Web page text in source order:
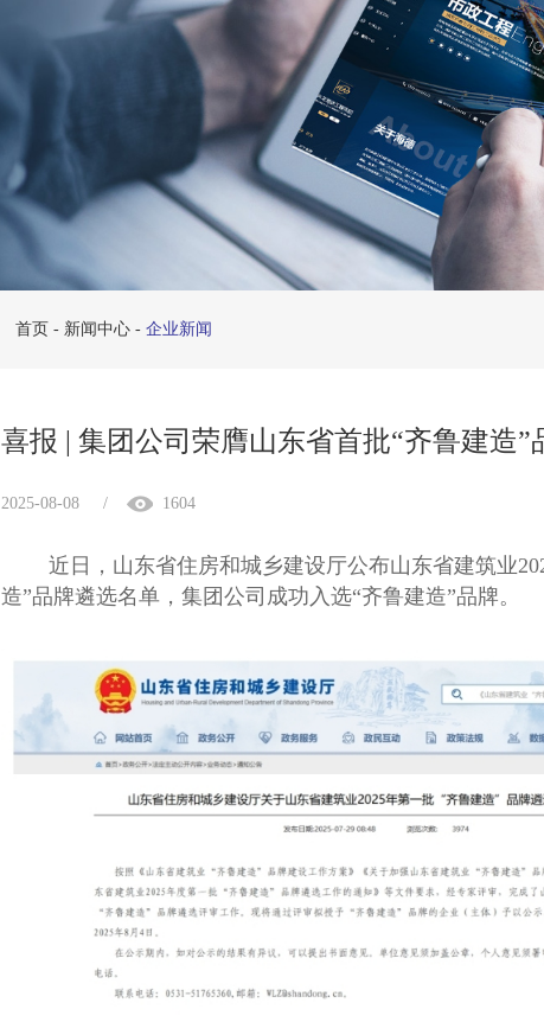
首页 - 新闻中心 - 企业新闻
喜报 | 集团公司荣膺山东省首批“齐鲁建造”
2025-08-08 / 1604
近日，山东省住房和城乡建设厅公布山东省建筑业
造”品牌遴选名单，集团公司成功入选“齐鲁建造”品牌。